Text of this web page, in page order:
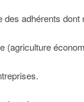
adhérents dont
(agriculture